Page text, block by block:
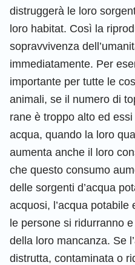
distruggerà le loro
loro habitat. Così la
sopravvivenza
immediatamente. Per
importante per tutte le
animali, se il numero di
rane è troppo alto ed
acqua, quando la loro
aumenta anche il loro
che questo consumo
delle sorgenti d’acqua
acquosi, l’acqua
le persone si ridurranno
della loro mancanza. Se
distrutta, contaminata o